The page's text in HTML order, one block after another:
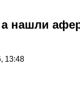
нашли
13:48